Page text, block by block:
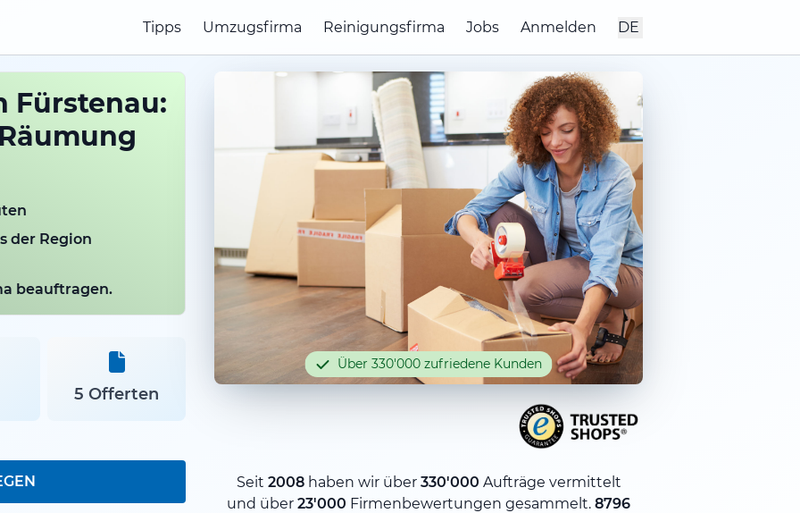
Tipps Umzugsfirma Reinigungsfirma Jobs Anmelden DE
Fürstenau:
der Region
beauftragen.
5 Offerten
Über 330'000 zufriedene Kunden
Seit 2008haben wir über 330'000 Aufträge vermittelt
und über 23'000 Firmenbewertungen gesammelt. 8796